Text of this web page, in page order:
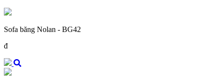
Sofa băng Nolan - BG42
đ